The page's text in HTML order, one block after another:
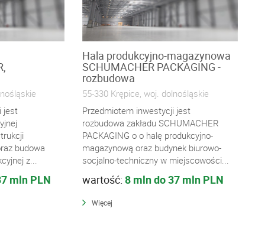
jest
budowa
z...
mln PLN
Hala produkcyjno-magazynowa
SCHUMACHER PACKAGING -
rozbudowa
55-330 Krępice, woj. dolnośląskie
Przedmiotem inwestycji jest
rozbudowa zakładu SCHUMACHER
PACKAGING o o halę produkcyjno-
magazynową oraz budynek biurowo-
socjalno-techniczny w miejscowości...
wartość: 8 mln do 37 mln PLN
Więcej